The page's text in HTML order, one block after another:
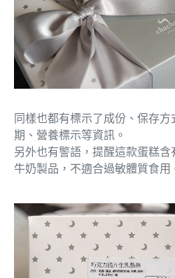
同樣也都有標示了成份、保存方
期、營養標示等資訊。
另外也有警語，提醒這款蛋糕含
牛奶製品，不適合過敏體質食用